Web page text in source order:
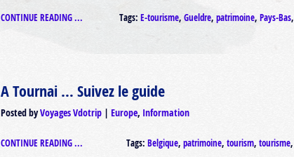
Tags: E-tourisme, Gueldre, patrimoine, Pays-Bas,
CONTINUE READING ...
A Tournai … Suivez le guide
Posted byVoyages Vdotrip Europe, Information
Tags: Belgique, patrimoine, tourism, tourisme,
CONTINUE READING ...